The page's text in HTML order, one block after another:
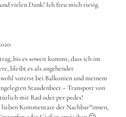
vielen Dank! Ich freu mich riesig.
bis es soweit kommt, dass ich im
bleibt es als angehender
vorerst bei Balkonien und meinem
Staudenbeet – Transport von
mit Rad oder per pedes!
lieben Kommentare der Nachbar*innen,